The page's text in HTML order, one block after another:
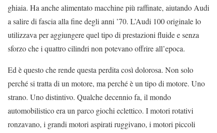
ghiaia. Ha anche alimentato macchine più raffinate, aiutando Audi
a salire di fascia alla fine degli anni ’70. L’Audi 100 originale lo
utilizzava per aggiungere quel tipo di prestazioni fluide e senza
sforzo che i quattro cilindri non potevano offrire all’epoca.
Ed è questo che rende questa perdita così dolorosa. Non solo
perché si tratta di un motore, ma perché è un tipo di motore. Uno
strano. Uno distintivo. Qualche decennio fa, il mondo
automobilistico era un parco giochi eclettico. I motori rotativi
ronzavano, i grandi motori aspirati ruggivano, i motori piccoli